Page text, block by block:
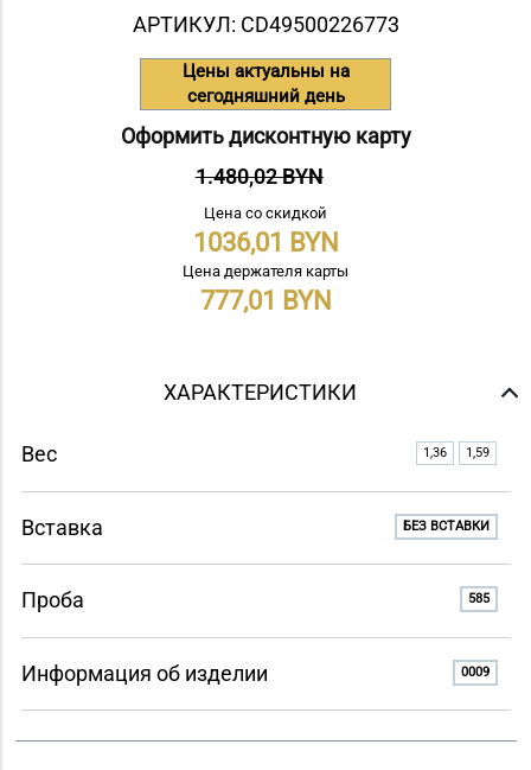
АРТИКУЛ: СD49500226773
Цены актуальны на
сегодняшний день
Оформить дисконтную карту
1.480,02 BYN
Цена со скидкой
1036,01
Цена держателя карты
777,01
ХАРАКТЕРИСТИКИ
Вес 1,36 1,59
Вставка БЕЗ ВСТАВКИ
Проба 585
Информация об изделии 0009